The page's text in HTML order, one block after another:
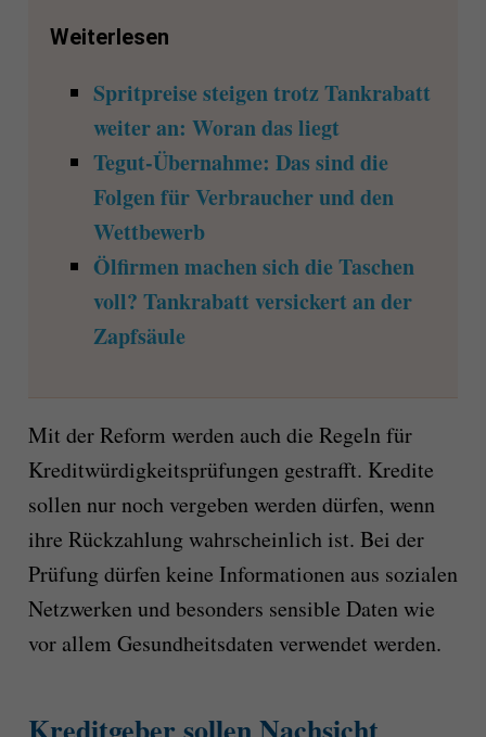
Weiterlesen
Spritpreise steigen trotz Tankrabatt
weiter an: Woran das liegt
Tegut-Übernahme: Das sind die
Folgen für Verbraucher und den
Wettbewerb
Ölfirmen machen sich die Taschen
voll? Tankrabatt versickert an der
Zapfsäule
Mit der Reform werden auch die Regeln für
Kreditwürdigkeitsprüfungen gestrafft. Kredite
sollen nur noch vergeben werden dürfen, wenn
ihre Rückzahlung wahrscheinlich ist. Bei der
Prüfung dürfen keine Informationen aus sozialen
Netzwerken und besonders sensible Daten wie
vor allem Gesundheitsdaten verwendet werden.